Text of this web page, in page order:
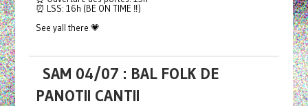
⏰ LSS: 16h (BE ON TIME ‼️)
See yall there 💗
SAM 04/07 : BAL FOLK DE
PANOTII CANTII